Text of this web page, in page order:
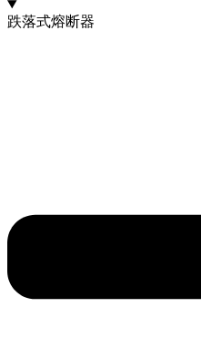
跌落式熔断器